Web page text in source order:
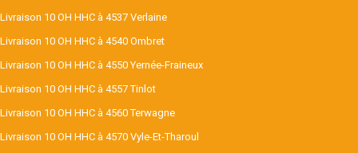
Livraison 10 OH HHC à 4537 Verlaine
Livraison 10 OH HHC à 4540 Ombret
Livraison 10 OH HHC à 4550 Yernée-Fraineux
Livraison 10 OH HHC à 4557 Tinlot
Livraison 10 OH HHC à 4560 Terwagne
Livraison 10 OH HHC à 4570 Vyle-Et-Tharoul